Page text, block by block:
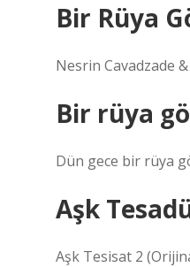
Bir Rüya
Nesrin Cavadzade
Bir rüya
Dün gece bir rüya
Aşk
Aşk Tesisat 2